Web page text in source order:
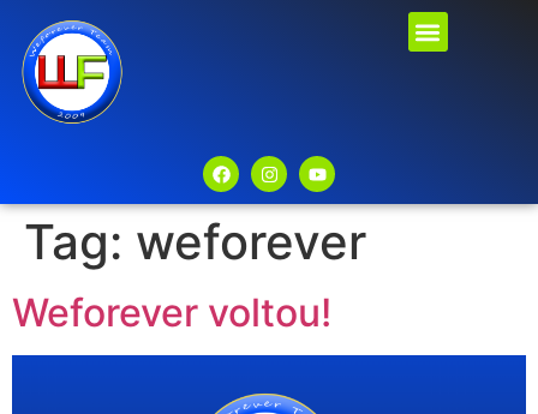
Tag: weforever
Weforever voltou!